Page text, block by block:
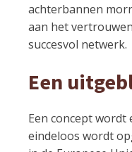
achterbannen
aan het
succesvol netwerk.
Een
Een concept
eindeloos wordt